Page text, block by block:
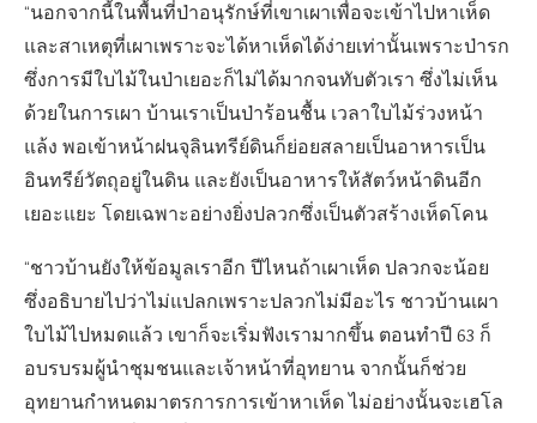
“นอกจากนี้ในพื้นที่ป่าอนุรักษ์ที่เขาเผาเพื่อจะเข้าไปหาเห็ด
และสาเหตุที่เผาเพราะจะได้หาเห็ดได้ง่ายเท่านั้นเพราะป่ารก
ซึ่งการมีใบไม้ในป่าเยอะก็ไม่ได้มากจนทับตัวเรา ซึ่งไม่เห็น
ด้วยในการเผา บ้านเราเป็นป่าร้อนชื้น เวลาใบไม้ร่วงหน้า
แล้ง พอเข้าหน้าฝนจุลินทรีย์ดินก็ย่อยสลายเป็นอาหารเป็น
อินทรีย์วัตถุอยู่ในดิน และยังเป็นอาหารให้สัตว์หน้าดินอีก
เยอะแยะ โดยเฉพาะอย่างยิ่งปลวกซึ่งเป็นตัวสร้างเห็ดโคน
“ชาวบ้านยังให้ข้อมูลเราอีก ปีไหนถ้าเผาเห็ด ปลวกจะน้อย
ซึ่งอธิบายไปว่าไม่แปลกเพราะปลวกไม่มีอะไร ชาวบ้านเผา
ใบไม้ไปหมดแล้ว เขาก็จะเริ่มฟังเรามากขึ้น ตอนทำปี 63 ก็
อบรบรมผู้นำชุมชนและเจ้าหน้าที่อุทยาน จากนั้นก็ช่วย
อุทยานกำหนดมาตรการการเข้าหาเห็ด ไม่อย่างนั้นจะเฮโล